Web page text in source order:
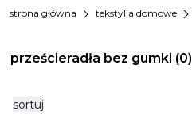
strona główna chevron_right tekstylia domowe chevron_right
prześcieradła bez gumki (0)
sortuj